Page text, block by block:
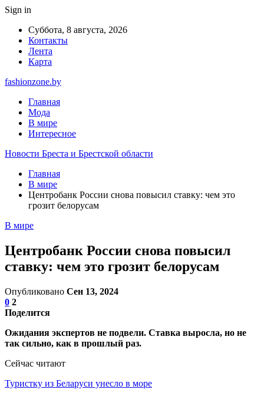
Sign in
Суббота, 8 августа, 2026
Контакты
Лента
Карта
fashionzone.by
Главная
Мода
В мире
Интересное
Новости Бреста и Брестской области
Главная
В мире
Центробанк России снова повысил ставку: чем это
грозит белорусам
В мире
Центробанк России снова повысил
ставку: чем это грозит белорусам
Опубликовано Сен 13, 2024
0 2
Поделится
Ожидания экспертов не подвели. Ставка выросла, но не
так сильно, как в прошлый раз.
Сейчас читают
Туристку из Беларуси унесло в море